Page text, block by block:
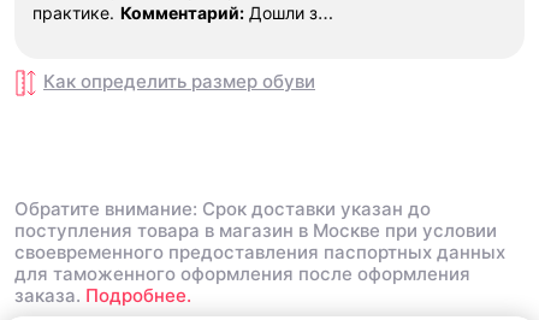
практике. Комментарий: Дошли за
Как определить размер обуви
Обратите внимание: Срок доставки указан до
поступления товара в магазин в Москве при условии
своевременного предоставления паспортных данных
для таможенного оформления после оформления
заказа. Подробнее.